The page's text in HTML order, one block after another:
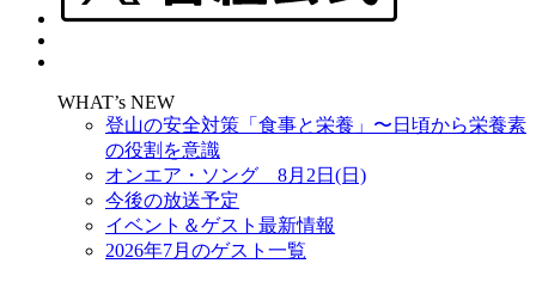
WHAT’s NEW
登山の安全対策「食事と栄養」〜日頃から栄養素
の役割を意識
オンエア・ソング 8月2日(日)
今後の放送予定
イベント＆ゲスト最新情報
2026年7月のゲスト一覧